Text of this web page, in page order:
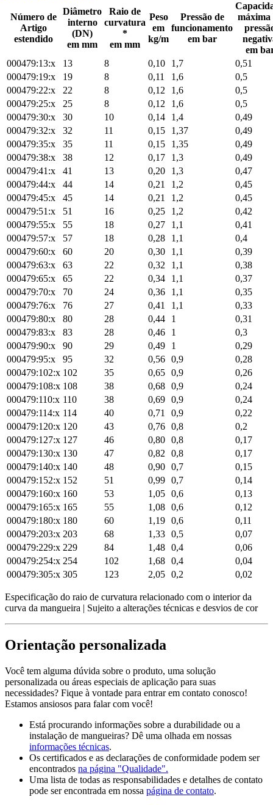
Número de
Artigo
estendido
Diâmetro
interno
(DN)
em mm
Raio de
curvatura
*
em mm
Peso
em
kg/m
Pressão de
funcionamento
em bar
máxima
em
000479:13:x
13 8 0,10 1,7
0,51
000479:19:x
19 8 0,11 1,6
0,5
000479:22:x
22 8 0,12 1,6
0,5
000479:25:x
25 8 0,12 1,6
0,5
000479:30:x
30 10 0,14 1,4
0,49
000479:32:x
32 11 0,15 1,37
0,49
000479:35:x
35 11 0,15 1,35
0,49
000479:38:x
38 12 0,17 1,3
0,49
000479:41:x
41 13 0,20 1,3
0,47
000479:44:x
44 14 0,21 1,2
0,45
000479:45:x
45 14 0,21 1,2
0,45
000479:51:x
51 16 0,25 1,2
0,42
000479:55:x
55 18 0,27 1,1
0,41
000479:57:x
57 18 0,28 1,1
0,4
000479:60:x
60 20 0,30 1,1
0,39
000479:63:x
63 22 0,32 1,1
0,38
000479:65:x
65 22 0,34 1,1
0,37
000479:70:x
70 24 0,36 1,1
0,35
000479:76:x
76 27 0,41 1,1
0,33
000479:80:x
80 28 0,44 1
0,31
000479:83:x
83 28 0,46 1
0,3
000479:90:x
90 29 0,49 1
0,29
000479:95:x
95 32 0,56 0,9
0,28
000479:102:x 102 35 0,65 0,9
0,26
000479:108:x 108 38 0,68 0,9
0,24
000479:110:x 110 38 0,69 0,9
0,24
000479:114:x 114 40 0,71 0,9
0,22
000479:120:x 120 43 0,76 0,8
0,2
000479:127:x 127 46 0,80 0,8
0,17
000479:130:x 130 47 0,82 0,8
0,17
000479:140:x 140 48 0,90 0,7
0,15
000479:152:x 152 51 0,99 0,7
0,14
000479:160:x 160 53 1,05 0,6
0,13
000479:165:x 165 55 1,08 0,6
0,12
000479:180:x 180 60 1,19 0,6
0,11
000479:203:x 203 68 1,33 0,5
0,07
000479:229:x 229 84 1,48 0,4
0,06
000479:254:x 254 102 1,68 0,4
0,04
000479:305:x 305 123 2,05 0,2 0,02
Especificação do raio de curvatura relacionado com o interior da
curva da mangueira | Sujeito a alterações técnicas e desvios de cor
Orientação personalizada
Você tem alguma dúvida sobre o produto, uma solução
personalizada ou áreas especiais de aplicação para suas
necessidades? Fique à vontade para entrar em contato conosco!
Estamos ansiosos para falar com você!
Está procurando informações sobre a durabilidade ou a
instalação de mangueiras? Dê uma olhada em nossas
informações técnicas.
Os certificados e as declarações de conformidade podem ser
encontrados na página "Qualidade".
Uma lista de todas as responsabilidades e detalhes de contato
pode ser encontrada em nossa página de contato.